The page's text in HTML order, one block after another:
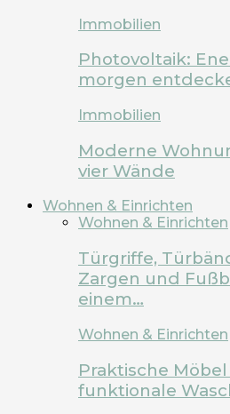
Immobilien
Photovoltaik:
morgen
Immobilien
Moderne
vier Wände
Wohnen & Einrichten
Wohnen & Einrichten
Türgriffe,
Zargen und
einem…
Wohnen & Einrichten
Praktische
funktionale